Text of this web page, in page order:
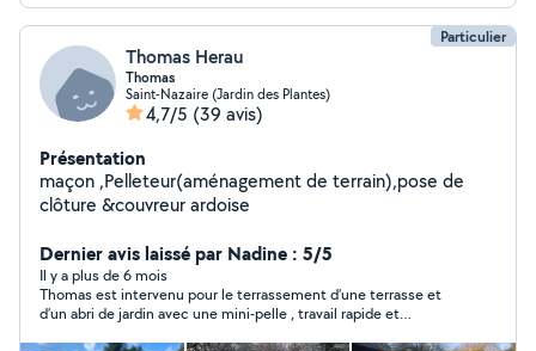
Particulier
Thomas Herau
Thomas
Saint-Nazaire (Jardin des Plantes)
4,7/5 (39 avis)
Présentation
maçon ,Pelleteur(aménagement de terrain),pose de
clôture &couvreur ardoise
Dernier avis laissé par Nadine : 5/5
Il y a plus de 6 mois
Thomas est intervenu pour le terrassement d’une terrasse et
d’un abri de jardin avec une mini-pelle , travail rapide et